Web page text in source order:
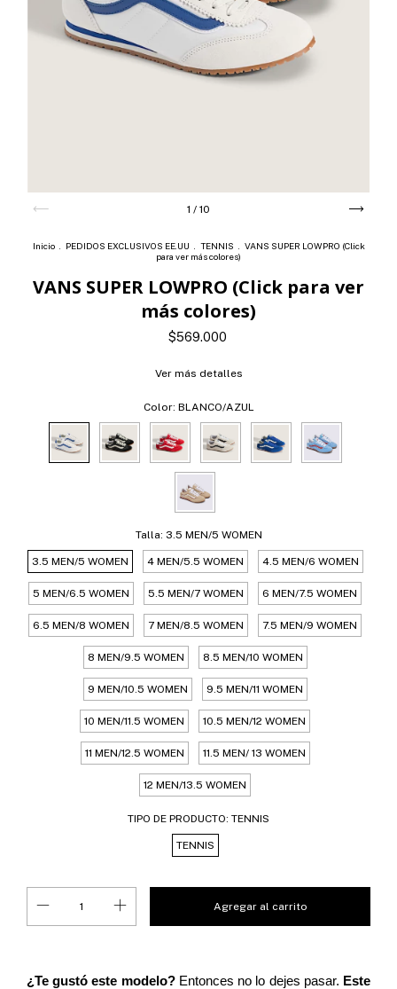
1 / 10
Inicio PEDIDOS EXCLUSIVOS EE.UU TENNIS
VANS SUPER LOWPRO (Click
para ver más colores)
VANS SUPER LOWPRO (Click para ver
más colores)
$569.000
Ver más detalles
Color: BLANCO/AZUL
Talla: 3.5 MEN/5 WOMEN
3.5 MEN/5 WOMEN 4 MEN/5.5 WOMEN 4.5 MEN/6 WOMEN
5 MEN/6.5 WOMEN 5.5 MEN/7 WOMEN 6 MEN/7.5 WOMEN
6.5 MEN/8 WOMEN 7 MEN/8.5 WOMEN 7.5 MEN/9 WOMEN
8 MEN/9.5 WOMEN 8.5 MEN/10 WOMEN
9 MEN/10.5 WOMEN 9.5 MEN/11 WOMEN
10 MEN/11.5 WOMEN 10.5 MEN/12 WOMEN
11 MEN/12.5 WOMEN 11.5 MEN/ 13 WOMEN
12 MEN/13.5 WOMEN
TIPO DE PRODUCTO: TENNIS
TENNIS
¿Te gustó este modelo?Entonces no lo dejes pasar. Este